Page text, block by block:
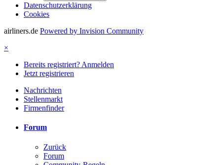
Datenschutzerklärung
Cookies
airliners.de Powered by Invision Community
×
Bereits registriert? Anmelden
Jetzt registrieren
Nachrichten
Stellenmarkt
Firmenfinder
Forum
Zurück
Forum